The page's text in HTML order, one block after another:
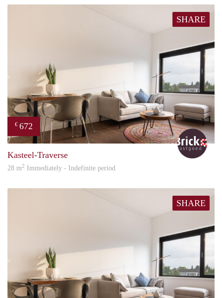
SHARE
€ 672
Brick
Kasteel-Traverse
28 m2 Immediately - Indefinite period
SHARE